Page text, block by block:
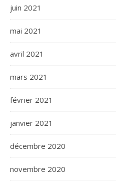
juin 2021
mai 2021
avril 2021
mars 2021
février 2021
janvier 2021
décembre 2020
novembre 2020